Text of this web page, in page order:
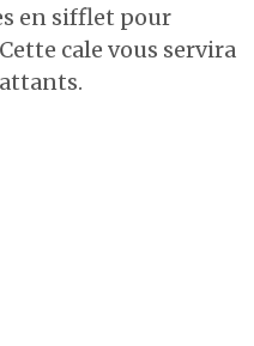
en sifflet pour
cale vous servira